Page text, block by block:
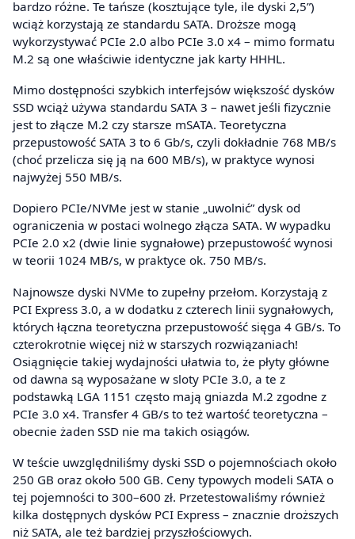
bardzo różne. Te tańsze (kosztujące tyle, ile dyski 2,5”)
wciąż korzystają ze standardu SATA. Droższe mogą
wykorzystywać PCIe 2.0 albo PCIe 3.0 x4 – mimo formatu
M.2 są one właściwie identyczne jak karty HHHL.
Mimo dostępności szybkich interfejsów większość dysków
SSD wciąż używa standardu SATA 3 – nawet jeśli fizycznie
jest to złącze M.2 czy starsze mSATA. Teoretyczna
przepustowość SATA 3 to 6 Gb/s, czyli dokładnie 768 MB/s
(choć przelicza się ją na 600 MB/s), w praktyce wynosi
najwyżej 550 MB/s.
Dopiero PCIe/NVMe jest w stanie „uwolnić” dysk od
ograniczenia w postaci wolnego złącza SATA. W wypadku
PCIe 2.0 x2 (dwie linie sygnałowe) przepustowość wynosi
w teorii 1024 MB/s, w praktyce ok. 750 MB/s.
Najnowsze dyski NVMe to zupełny przełom. Korzystają z
PCI Express 3.0, a w dodatku z czterech linii sygnałowych,
których łączna teoretyczna przepustowość sięga 4 GB/s. To
czterokrotnie więcej niż w starszych rozwiązaniach!
Osiągnięcie takiej wydajności ułatwia to, że płyty główne
od dawna są wyposażane w sloty PCIe 3.0, a te z
podstawką LGA 1151 często mają gniazda M.2 zgodne z
PCIe 3.0 x4. Transfer 4 GB/s to też wartość teoretyczna –
obecnie żaden SSD nie ma takich osiągów.
W teście uwzględniliśmy dyski SSD o pojemnościach około
250 GB oraz około 500 GB. Ceny typowych modeli SATA o
tej pojemności to 300–600 zł. Przetestowaliśmy również
kilka dostępnych dysków PCI Express – znacznie droższych
niż SATA, ale też bardziej przyszłościowych.